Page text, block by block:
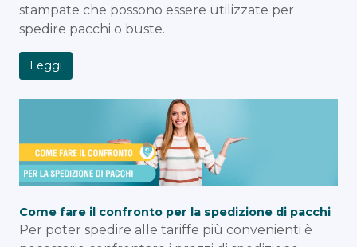
stampate che possono essere utilizzate per
spedire pacchi o buste.
Leggi
Come fare il confronto per la spedizione di pacchi
Per poter spedire alle tariffe più convenienti è